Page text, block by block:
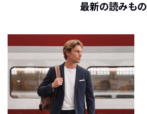
最新の読みもの